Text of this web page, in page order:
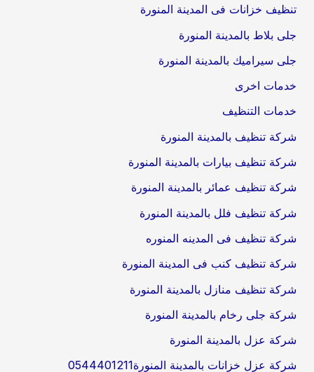
تنظيف خزانات فى المدينة المنورة
جلى بلاط بالمدينة المنورة
جلى سيراميك بالمدينة المنورة
خدمات اخرى
خدمات التنظيف
شركة تنظيف بالمدينة المنورة
شركة تنظيف بيارات بالمدينة المنورة
شركة تنظيف عمائر بالمدينة المنورة
شركة تنظيف فلل بالمدينة المنورة
شركة تنظيف فى المدينه المنوره
شركة تنظيف كنب فى المدينة المنورة
شركة تنظيف منازل بالمدينة المنورة
شركة جلى رخام بالمدينة المنورة
شركة عزل بالمدينة المنورة
شركة عزل خزانات بالمدينة المنورة0544401211